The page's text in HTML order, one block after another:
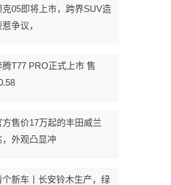
克05即将上市，跨界SUV造
惹争议，
腾T77 PRO正式上市 售
方售价17万起的丰田威兰
，外观凸显冲
个新车丨长安铃木生产，绿